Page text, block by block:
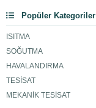
Popüler Kategoriler
ISITMA
SOĞUTMA
HAVALANDIRMA
TESİSAT
MEKANİK TESİSAT